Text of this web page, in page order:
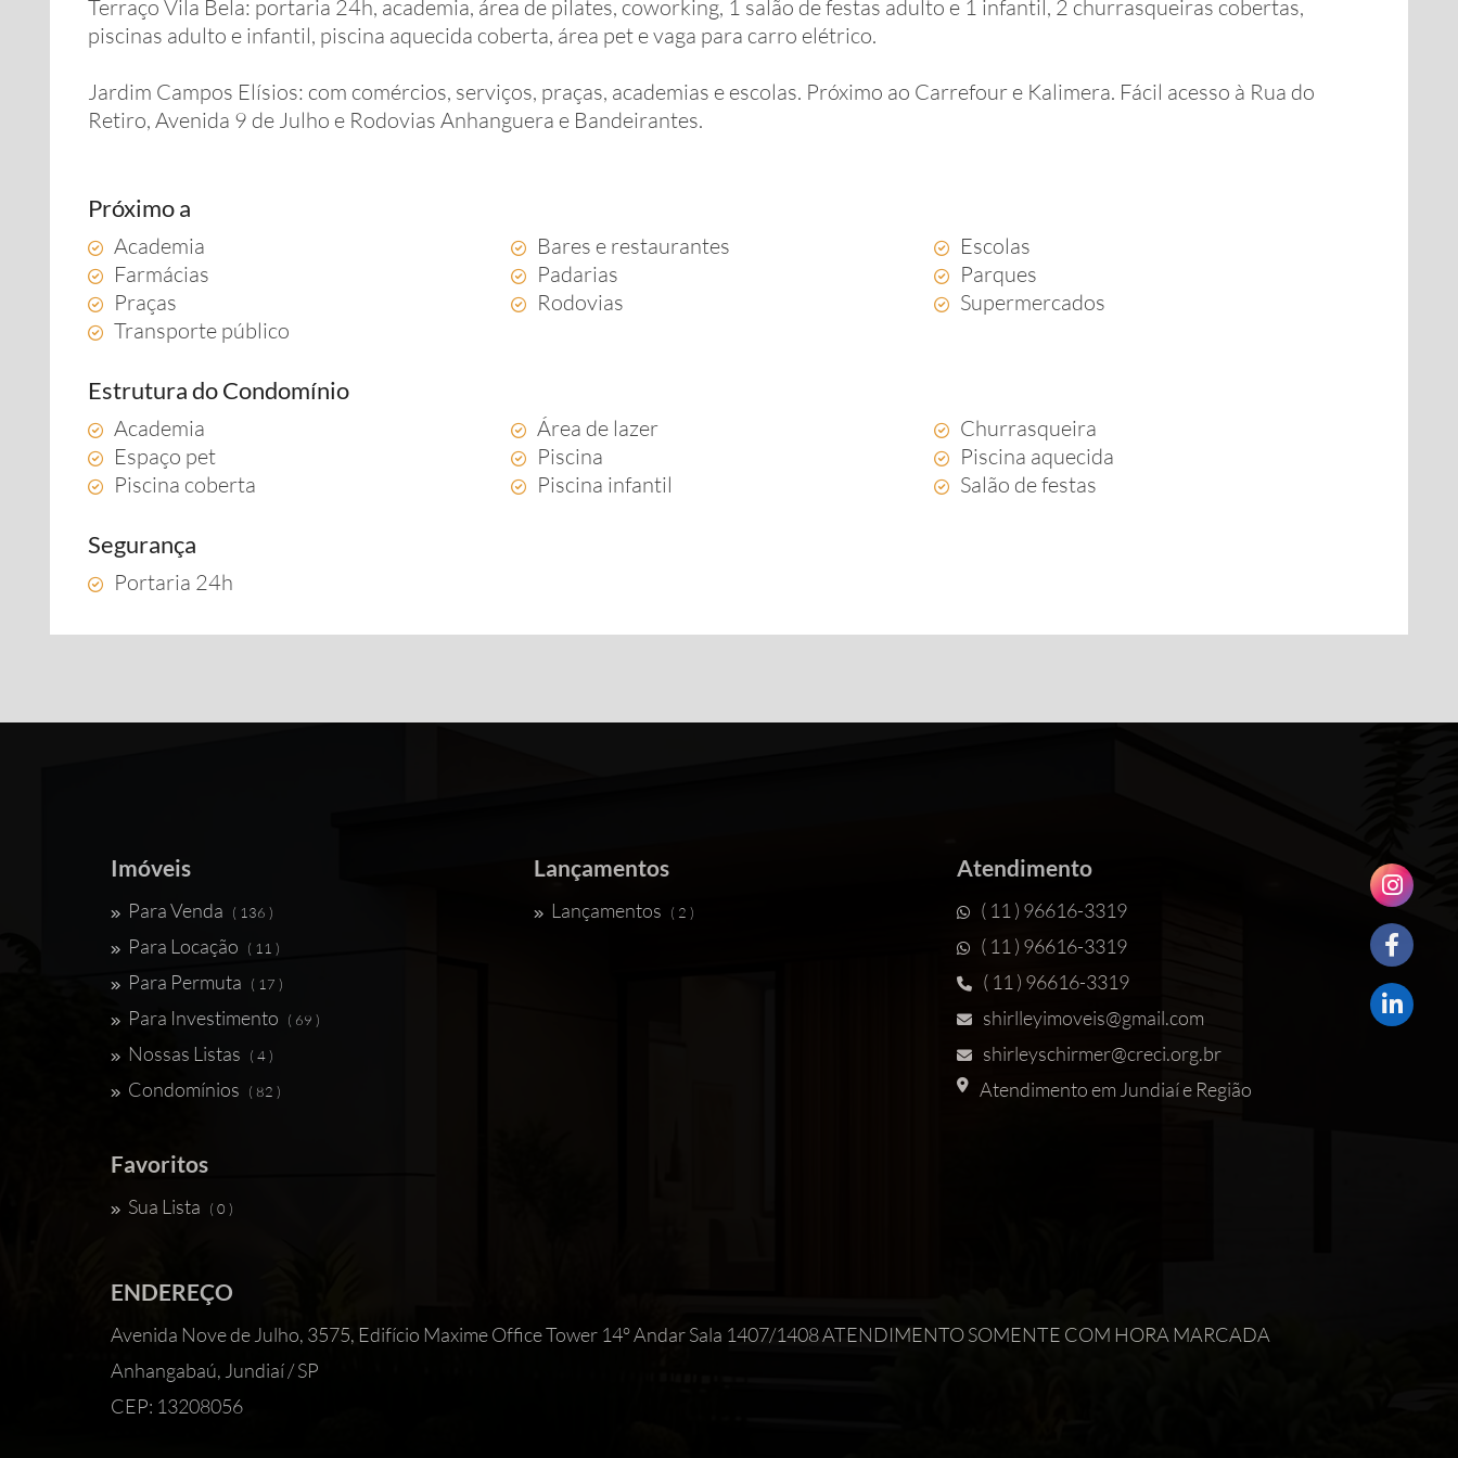
Terraço Vila Bela: portaria 24h, academia, área de pilates, coworking, 1 salão de festas adulto e 1 infantil, 2 churrasqueiras cobertas,
piscinas adulto e infantil, piscina aquecida coberta, área pet e vaga para carro elétrico.
Jardim Campos Elísios: com comércios, serviços, praças, academias e escolas. Próximo ao Carrefour e Kalimera. Fácil acesso à Rua do
Retiro, Avenida 9 de Julho e Rodovias Anhanguera e Bandeirantes.
Próximo a
Academia Bares e restaurantes
Escolas
Farmácias
Padarias
Parques
Praças
Rodovias
Supermercados
Transporte público
Estrutura do Condomínio
Academia Área de lazer
Churrasqueira
Espaço pet
Piscina
Piscina aquecida
Piscina coberta
Piscina infantil Salão de festas
Segurança
Portaria 24h
Imóveis
Para Venda ( 136 )
Para Locação ( 11 )
Para Permuta ( 17 )
Para Investimento ( 69 )
Nossas Listas ( 4 )
Condomínios ( 82 )
Favoritos
Sua Lista ( 0 )
Lançamentos
Lançamentos ( 2 )
Atendimento
( 11 ) 96616-3319
( 11 ) 96616-3319
( 11 ) 96616-3319
shirlleyimoveis@gmail.com
shirleyschirmer@creci.org.br
Atendimento em Jundiaí e Região
ENDEREÇO
Avenida Nove de Julho, 3575, Edifício Maxime Office Tower 14° Andar Sala 1407/1408 ATENDIMENTO SOMENTE COM HORA MARCADA
Anhangabaú, Jundiaí / SP
CEP: 13208056